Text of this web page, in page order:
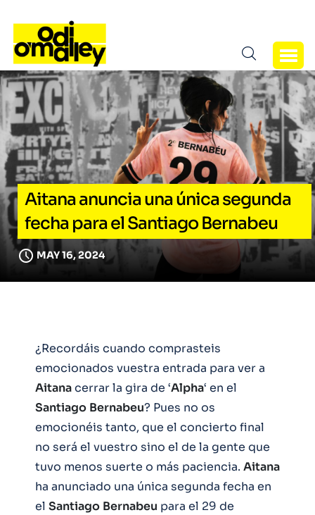
Aitana anuncia una única segunda
fecha para el Santiago Bernabeu
MAY 16, 2024
¿Recordáis cuando comprasteis
emocionados vuestra entrada para ver a
Aitanacerrar la gira de ‘Alpha‘ en el
Santiago Bernabeu? Pues no os
emocionéis tanto, que el concierto final
no será el vuestro sino el de la gente que
tuvo menos suerte o más paciencia. Aitana
ha anunciado una única segunda fecha en
el Santiago Bernabeu para el 29 de